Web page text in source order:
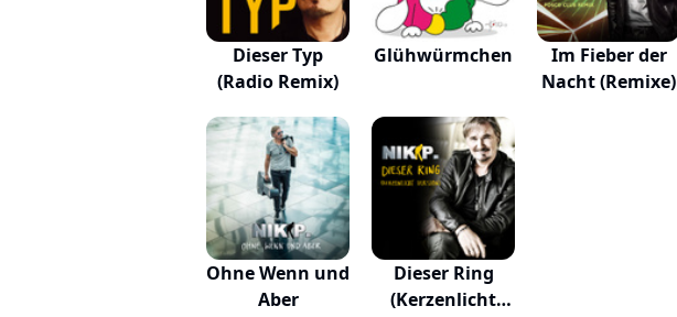
Dieser Typ
(Radio Remix)
Glühwürmchen
Im Fieber der
Nacht (Remixe)
Ohne Wenn und
Aber
Dieser Ring
(Kerzenlicht